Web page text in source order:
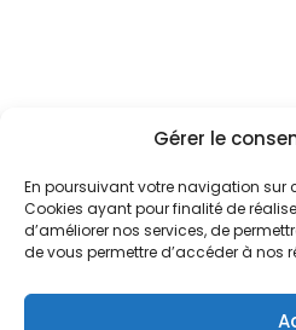
Gérer le
En poursuivant votre navigation sur
Cookies ayant pour finalité de
d’améliorer nos services, de
de vous permettre d’accéder à nos